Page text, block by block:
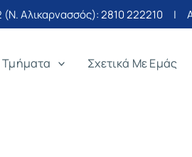
Αλικαρνασσός):2810 222210 | Α.
Τμήματα Σχετικά Με Εμάς